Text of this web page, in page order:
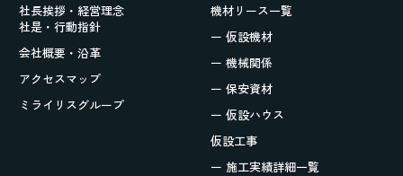
社長挨拶・経営理念
社是・行動指針
会社概要・沿革
アクセスマップ
ミライリスグループ
機材リース一覧
ー 仮設機材
ー 機械関係
ー 保安資材
ー 仮設ハウス
仮設工事
ー 施工実績詳細一覧